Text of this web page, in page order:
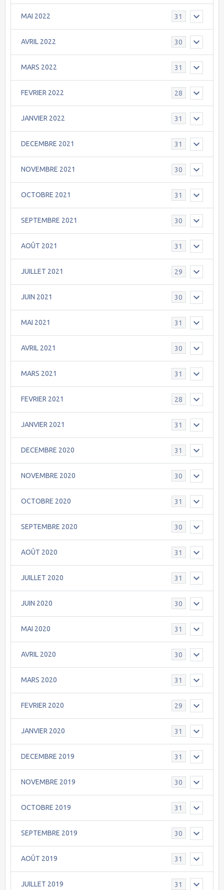
MAI 2022 31
AVRIL 2022 30
MARS 2022 31
FEVRIER 2022 28
JANVIER 2022 31
DECEMBRE 2021 31
NOVEMBRE 2021 30
OCTOBRE 2021 31
SEPTEMBRE 2021 30
AOÛT 2021 31
JUILLET 2021 29
JUIN 2021 30
MAI 2021 31
AVRIL 2021 30
MARS 2021 31
FEVRIER 2021 28
JANVIER 2021 31
DECEMBRE 2020 31
NOVEMBRE 2020 30
OCTOBRE 2020 31
SEPTEMBRE 2020 30
AOÛT 2020 31
JUILLET 2020 31
JUIN 2020 30
MAI 2020 31
AVRIL 2020 30
MARS 2020 31
FEVRIER 2020 29
JANVIER 2020 31
DECEMBRE 2019 31
NOVEMBRE 2019 30
OCTOBRE 2019 31
SEPTEMBRE 2019 30
AOÛT 2019 31
JUILLET 2019 31